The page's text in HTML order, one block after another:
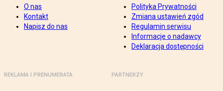
O nas
Kontakt
Napisz do nas
Polityka Prywatności
Zmiana ustawień zgód
Regulamin serwisu
Informacje o nadawcy
Deklaracja dostępności
REKLAMA I PRENUMERATA PARTNERZY